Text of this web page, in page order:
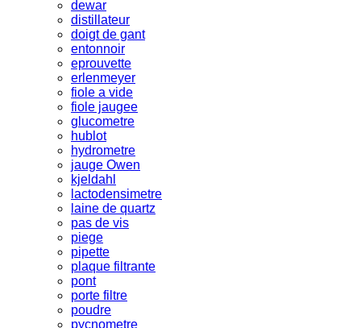
dewar
distillateur
doigt de gant
entonnoir
eprouvette
erlenmeyer
fiole a vide
fiole jaugee
glucometre
hublot
hydrometre
jauge Owen
kjeldahl
lactodensimetre
laine de quartz
pas de vis
piege
pipette
plaque filtrante
pont
porte filtre
poudre
pycnometre